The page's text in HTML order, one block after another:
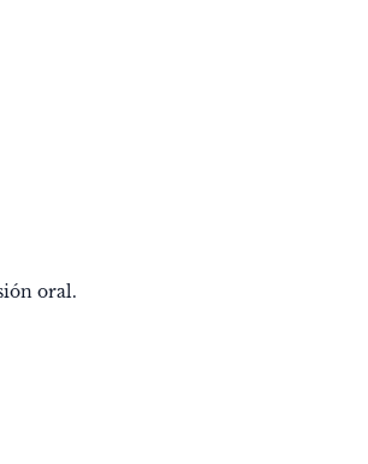
oral.